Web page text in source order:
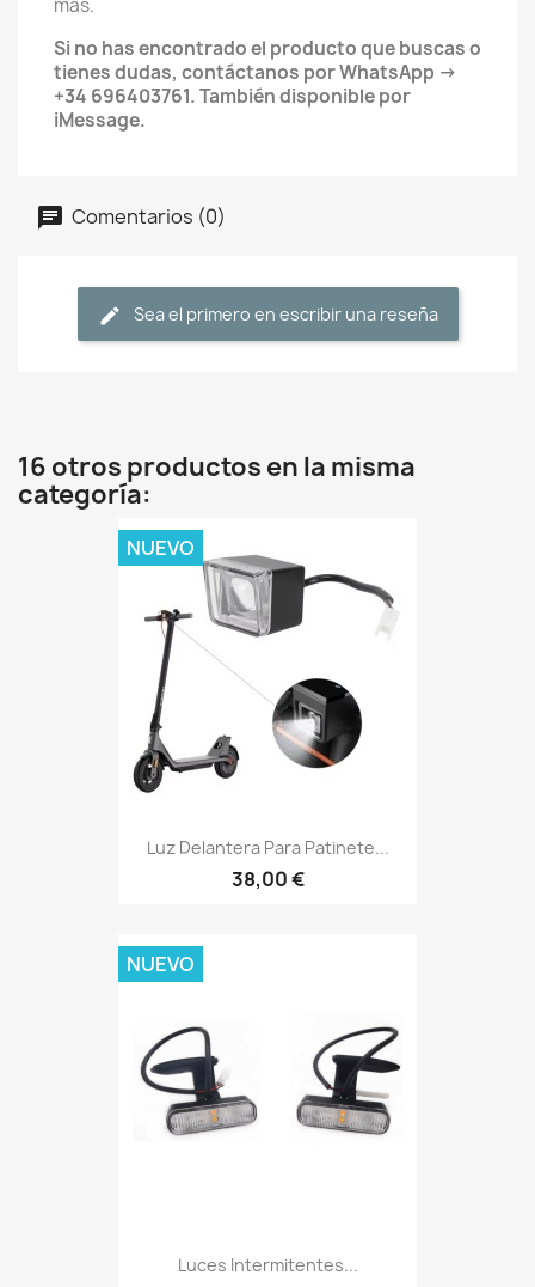
más.
Si no has encontrado el producto que buscas o
tienes dudas, contáctanos por WhatsApp →
+34 696403761. También disponible por
iMessage.
Comentarios (0)
Sea el primero en escribir una reseña
16 otros productos en la misma
categoría:
Luz Delantera Para Patinete...
38,00 €
NUEVO
Luces Intermitentes...
NUEVO